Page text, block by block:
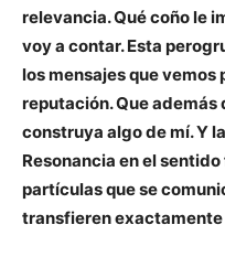
relevancia. Qué coño le
voy a contar. Esta
los mensajes que vemos
reputación. Que
construya algo de mí. Y
Resonancia en el
partículas que se
transfieren